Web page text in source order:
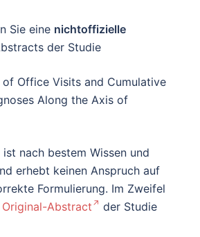
Sie eine nichtoffizielle
der Studie
of Office Visits and Cumulative
Along the Axis of
nach bestem Wissen und
erhebt keinen Anspruch auf
Formulierung. Im Zweifel
Original-Abstract
der Studie